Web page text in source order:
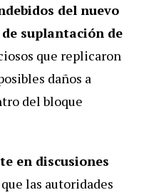
del nuevo
de suplantación de
que replicaron
daños a
del bloque
en discusiones
las autoridades